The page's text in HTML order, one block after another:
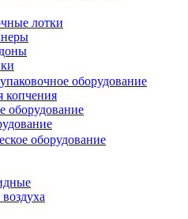
лотки
оборудование
копчения
оборудование
оборудование